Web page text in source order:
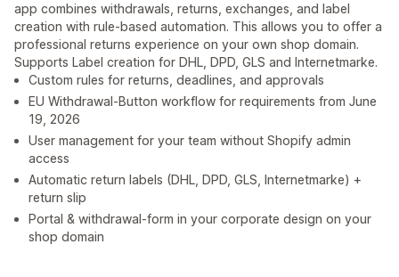
app combines withdrawals, returns, exchanges, and label
creation with rule-based automation. This allows you to offer a
professional returns experience on your own shop domain.
Supports Label creation for DHL, DPD, GLS and Internetmarke.
Custom rules for returns, deadlines, and approvals
EU Withdrawal-Button workflow for requirements from June
19, 2026
User management for your team without Shopify admin
access
Automatic return labels (DHL, DPD, GLS, Internetmarke) +
return slip
Portal & withdrawal-form in your corporate design on your
shop domain